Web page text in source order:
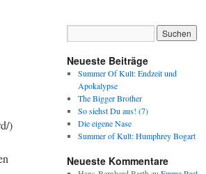
)
Neueste Beiträge
Summer Of Kult: Endzeit und
Apokalypse
The Bigger Brother
So siehst Du aus! (7)
Die eigene Nase
Summer of Kult: Humphrey Bogart
Neueste Kommentare